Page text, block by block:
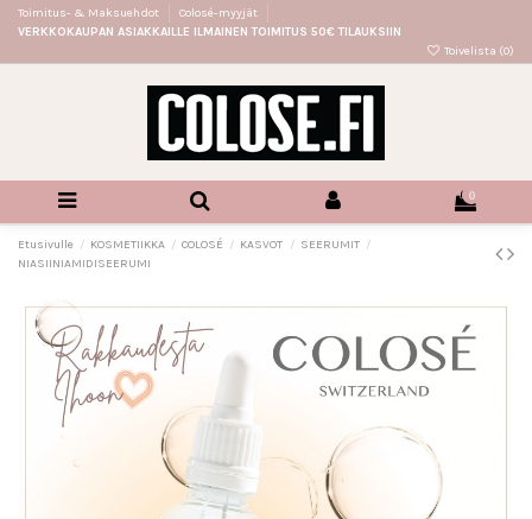
Toimitus- & Maksuehdot
Colosé-myyjät
VERKKOKAUPAN ASIAKKAILLE ILMAINEN TOIMITUS 50€ TILAUKSIIN
Toivelista (0)
0
Etusivulle KOSMETIIKKA COLOSÉ KASVOT
SEERUMIT
NIASIINIAMIDISEERUMI